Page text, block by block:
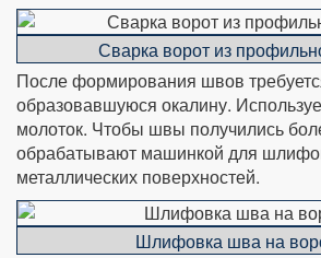
Сварка ворот из
После формирования швов
образовавшуюся окалину.
молоток. Чтобы швы получились
обрабатывают машинкой для
металлических поверхностей.
Шлифовка шва на